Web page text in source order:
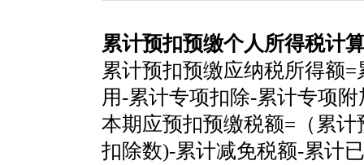
累计预扣预缴个人所得税计
累计预扣预缴应纳税所得额
用-累计专项扣除-累计专项
本期应预扣预缴税额=（累
扣除数)-累计减免税额-累计